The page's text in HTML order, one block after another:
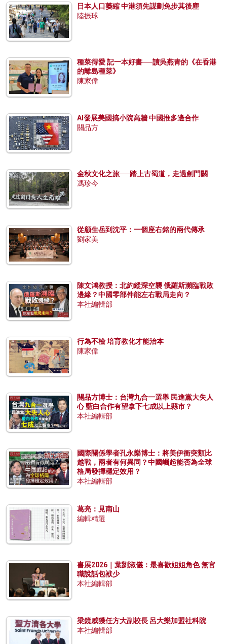
日本人口萎縮 中港須先謀劃免步其後塵
陸振球
種菜得愛 記一本好書──讀吳燕青的《在香港
的離島種菜》
陳家偉
AI發展美國搞小院高牆 中國推多邊合作
關品方
金秋文化之旅──踏上古蜀道，走過劍門關
馮珍今
從顧生岳到沈平：一個座右銘的兩代傳承
劉家美
陳文鴻教授：北約縱深空襲 俄羅斯瀕臨戰敗
邊緣？中國零部件能左右戰局走向？
本社編輯部
行為不檢 培育教化才能治本
陳家偉
關品方博士：台灣九合一選舉 民進黨大失人
心 藍白合作有望拿下七成以上縣市？
本社編輯部
國際關係學者孔永樂博士：將美伊衝突類比
越戰，兩者有何異同？中國崛起能否為全球
格局發揮穩定效用？
本社編輯部
葛亮：見南山
編輯精選
書展2026｜葉劉淑儀：最喜歡姐姐角色 無官
職說話包袱少
本社編輯部
梁鏡威獲任方大副校長 呂大樂加盟社科院
本社編輯部